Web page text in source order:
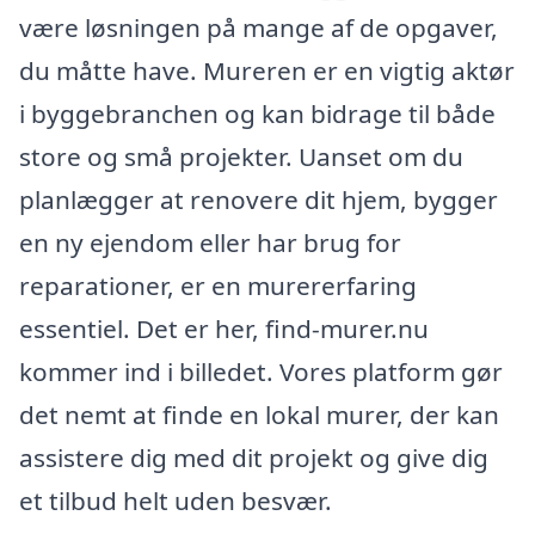
være løsningen på mange af de opgaver,
du måtte have. Mureren er en vigtig aktør
i byggebranchen og kan bidrage til både
store og små projekter. Uanset om du
planlægger at renovere dit hjem, bygger
en ny ejendom eller har brug for
reparationer, er en murererfaring
essentiel. Det er her, find-murer.nu
kommer ind i billedet. Vores platform gør
det nemt at finde en lokal murer, der kan
assistere dig med dit projekt og give dig
et tilbud helt uden besvær.